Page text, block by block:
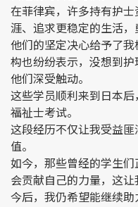
在菲律宾，许多持有护
涯、追求更稳定的生活，
他们的坚定决心给予了
构也纷纷表示，没想到
他们深受触动。
这些学员顺利来到日本
福祉士考试。
这段经历不仅让我受益
值。
如今，那些曾经的学生
会贡献自己的力量，这让
今后，我仍希望能继续